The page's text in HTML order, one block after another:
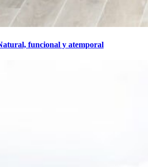
funcional y atemporal